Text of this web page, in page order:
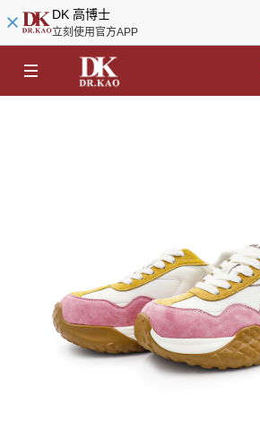
DK 高博士
立刻使用官方APP